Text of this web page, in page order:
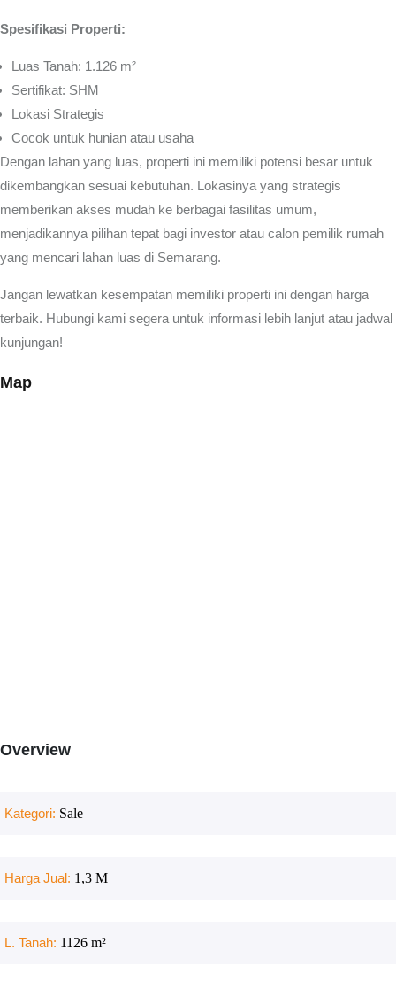
Spesifikasi Properti:
Luas Tanah: 1.126 m²
Sertifikat: SHM
Lokasi Strategis
Cocok untuk hunian atau usaha
Dengan lahan yang luas, properti ini memiliki potensi besar untuk
dikembangkan sesuai kebutuhan. Lokasinya yang strategis
memberikan akses mudah ke berbagai fasilitas umum,
menjadikannya pilihan tepat bagi investor atau calon pemilik rumah
yang mencari lahan luas di Semarang.
Jangan lewatkan kesempatan memiliki properti ini dengan harga
terbaik. Hubungi kami segera untuk informasi lebih lanjut atau jadwal
kunjungan!
Map
Overview
Kategori: Sale
Harga Jual: 1,3 M
L. Tanah: 1126 m²